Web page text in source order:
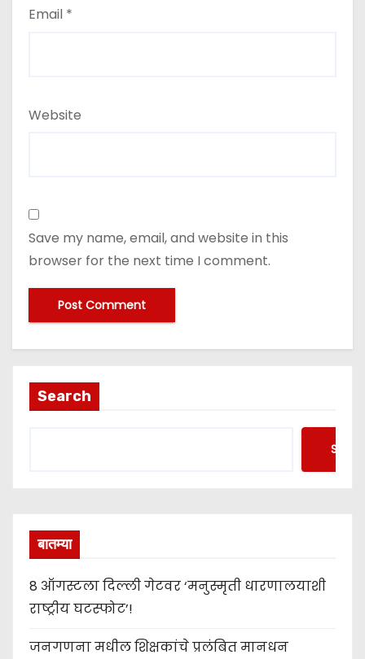
Email *
Website
Save my name, email, and website in this
browser for the next time I comment.
Search
बातम्या
8 ऑगस्टला दिल्ली गेटवर ‘मनुस्मृती धारणालयाशी
राष्ट्रीय घटस्फोट’!
जनगणना मधील शिक्षकांचे प्रलंबित मानधन